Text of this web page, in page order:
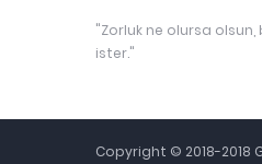
"Zorluk ne olursa
ister."
Copyright © 2018-2018